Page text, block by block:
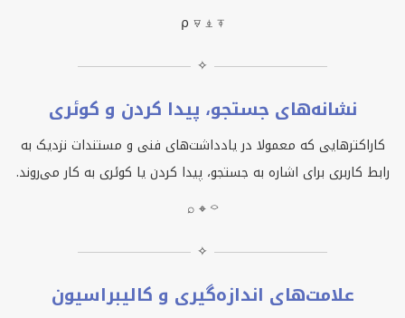
⍴ ⍫ ⍎ ⍕
✧
نشانه‌های جستجو، پیدا کردن و کوئری
کاراکترهایی که معمولا در یادداشت‌های فنی و مستندات نزدیک به
رابط کاربری برای اشاره به جستجو، پیدا کردن یا کوئری به کار می‌روند.
⌕ ⌖ ⌔
✧
علامت‌های اندازه‌گیری و کالیبراسیون